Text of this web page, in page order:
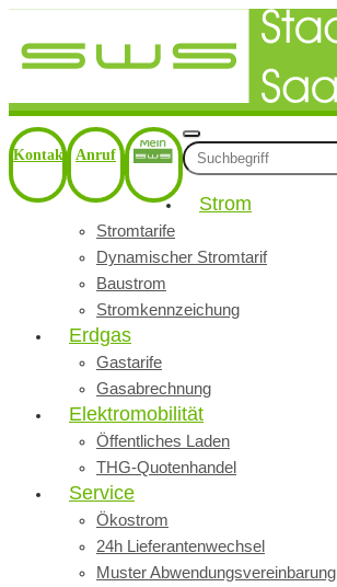
Kontakt Anruf
Strom
Stromtarife
Dynamischer Stromtarif
Baustrom
Stromkennzeichung
Erdgas
Gastarife
Gasabrechnung
Elektromobilität
Öffentliches Laden
THG-Quotenhandel
Service
Ökostrom
24h Lieferantenwechsel
Muster Abwendungsvereinbarung